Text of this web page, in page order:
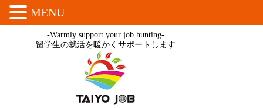
-Warmly support your job hunting-
留学生の就活を暖かくサポートします
MENU